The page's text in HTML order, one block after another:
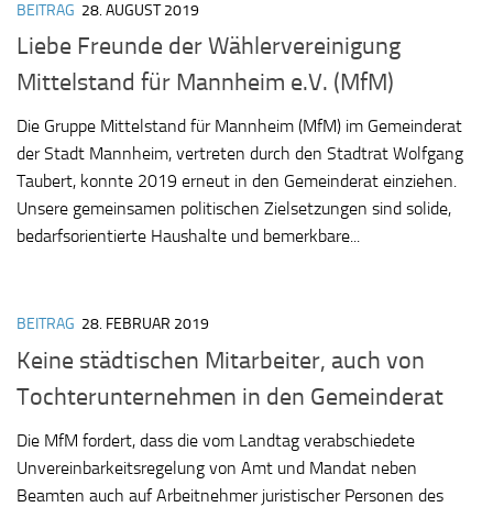
BEITRAG 28. AUGUST 2019
Liebe Freunde der Wählervereinigung
Mittelstand für Mannheim e.V. (MfM)
Die Gruppe Mittelstand für Mannheim (MfM) im Gemeinderat
der Stadt Mannheim, vertreten durch den Stadtrat Wolfgang
Taubert, konnte 2019 erneut in den Gemeinderat einziehen.
Unsere gemeinsamen politischen Zielsetzungen sind solide,
bedarfsorientierte Haushalte und bemerkbare...
BEITRAG 28. FEBRUAR 2019
Keine städtischen Mitarbeiter, auch von
Tochterunternehmen in den Gemeinderat
Die MfM fordert, dass die vom Landtag verabschiedete
Unvereinbarkeitsregelung von Amt und Mandat neben
Beamten auch auf Arbeitnehmer juristischer Personen des